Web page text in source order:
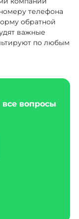
телефона
обратной
важные
по любым
все вопросы